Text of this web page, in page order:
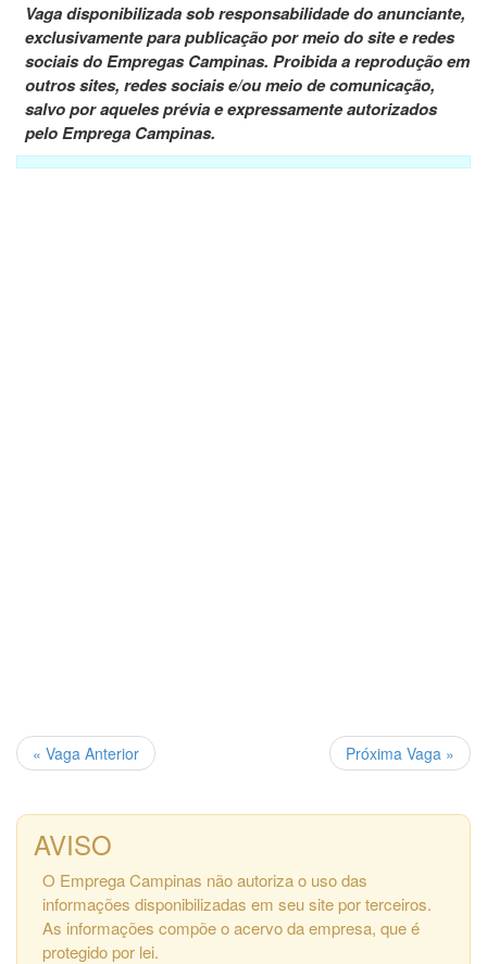
Vaga disponibilizada sob responsabilidade do anunciante,
exclusivamente para publicação por meio do site e redes
sociais do Empregas Campinas. Proibida a reprodução em
outros sites, redes sociais e/ou meio de comunicação,
salvo por aqueles prévia e expressamente autorizados
pelo Emprega Campinas.
« Vaga Anterior Próxima Vaga »
AVISO
O Emprega Campinas não autoriza o uso das
informações disponibilizadas em seu site por terceiros.
As informações compõe o acervo da empresa, que é
protegido por lei.